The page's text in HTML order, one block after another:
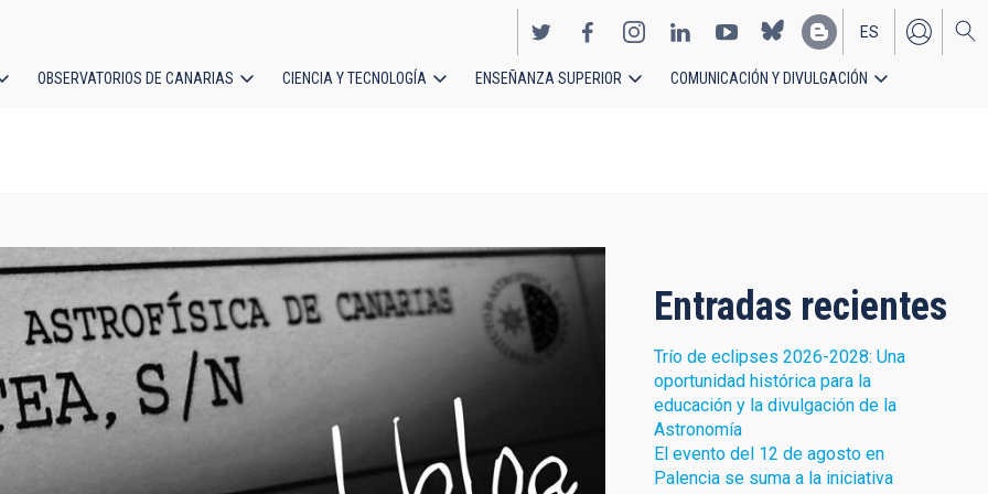
EN
ES
OBSERVATORIOS DE CANARIAS CIENCIA Y TECNOLOGÍA ENSEÑANZA SUPERIOR COMUNICACIÓN Y DIVULGACIÓN
Entradas recientes
Trío de eclipses 2026-2028: Una
oportunidad histórica para la
educación y la divulgación de la
Astronomía
El evento del 12 de agosto en
Palencia se suma a la iniciativa